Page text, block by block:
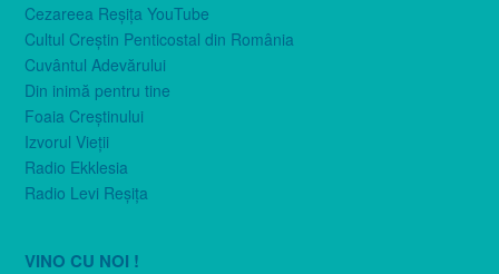
Cezareea Reşiţa YouTube
Cultul Creştin Penticostal din România
Cuvântul Adevărului
Din inimă pentru tine
Foaia Creştinului
Izvorul Vieţii
Radio Ekklesia
Radio Levi Reşiţa
VINO CU NOI !